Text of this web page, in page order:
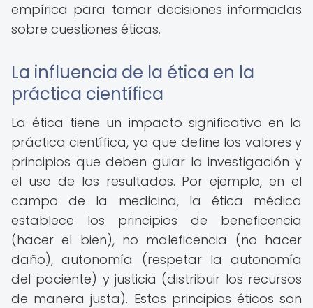
empírica para tomar decisiones informadas
sobre cuestiones éticas.
La influencia de la ética en la
práctica científica
La ética tiene un impacto significativo en la
práctica científica, ya que define los valores y
principios que deben guiar la investigación y
el uso de los resultados. Por ejemplo, en el
campo de la medicina, la ética médica
establece los principios de beneficencia
(hacer el bien), no maleficencia (no hacer
daño), autonomía (respetar la autonomía
del paciente) y justicia (distribuir los recursos
de manera justa). Estos principios éticos son